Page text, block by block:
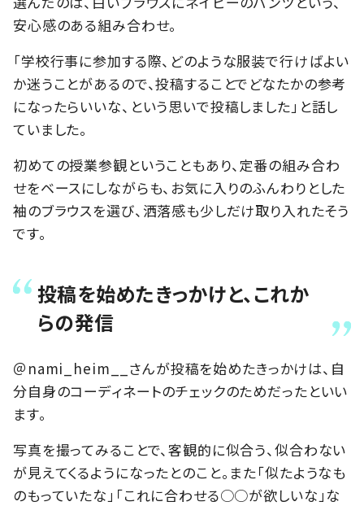
安心感のある組み合わせ。
「学校行事に参加する際、どのような服装で行けばよい
か迷うことがあるので、投稿することでどなたかの参考
になったらいいな、という思いで投稿しました」と話し
ていました。
初めての授業参観ということもあり、定番の組み合わ
せをベースにしながらも、お気に入りのふんわりとした
袖のブラウスを選び、洒落感も少しだけ取り入れたそう
です。
投稿を始めたきっかけと、これか
らの発信
＠nami_heim__さんが投稿を始めたきっかけは、自
分自身のコーディネートのチェックのためだったといい
ます。
写真を撮ってみることで、客観的に似合う、似合わない
が見えてくるようになったとのこと。また「似たようなも
のもっていたな」「これに合わせる○○が欲しいな」な